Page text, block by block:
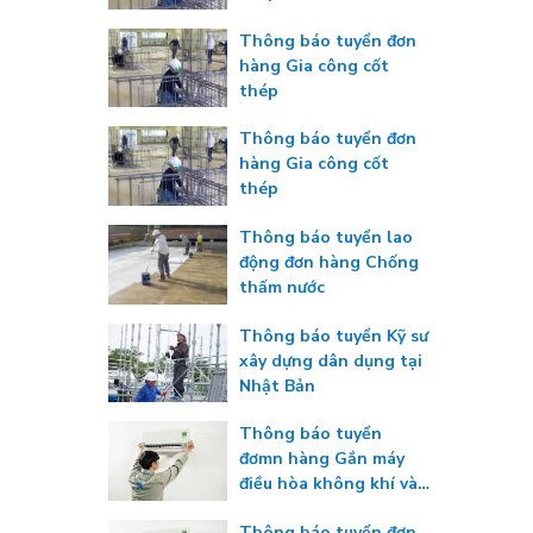
Thông báo tuyển đơn
hàng Gia công cốt
thép
Thông báo tuyển đơn
hàng Gia công cốt
thép
Thông báo tuyển lao
động đơn hàng Chống
thấm nước
Thông báo tuyển Kỹ sư
xây dựng dân dụng tại
Nhật Bản
Thông báo tuyển
đơmn hàng Gắn máy
điều hòa không khí và